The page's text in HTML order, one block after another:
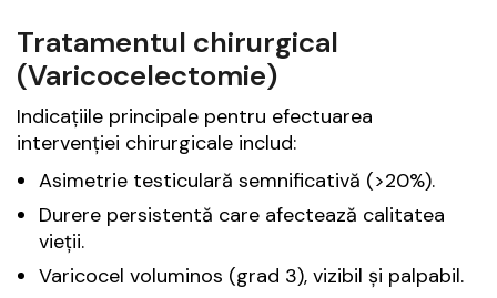
Tratamentul chirurgical
(Varicocelectomie)
Indicațiile principale pentru efectuarea
intervenției chirurgicale includ:
Asimetrie testiculară semnificativă (>20%).
Durere persistentă care afectează calitatea
vieții.
Varicocel voluminos (grad 3), vizibil și palpabil.